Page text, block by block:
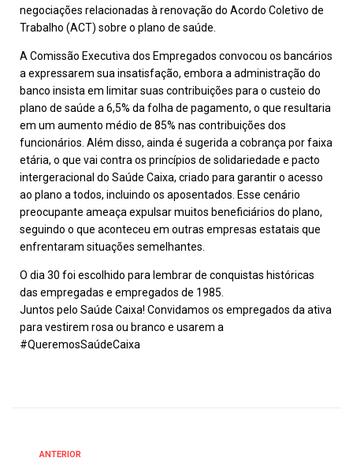
negociações relacionadas à renovação do Acordo Coletivo de
Trabalho (ACT) sobre o plano de saúde.
A Comissão Executiva dos Empregados convocou os bancários
a expressarem sua insatisfação, embora a administração do
banco insista em limitar suas contribuições para o custeio do
plano de saúde a 6,5% da folha de pagamento, o que resultaria
em um aumento médio de 85% nas contribuições dos
funcionários. Além disso, ainda é sugerida a cobrança por faixa
etária, o que vai contra os princípios de solidariedade e pacto
intergeracional do Saúde Caixa, criado para garantir o acesso
ao plano a todos, incluindo os aposentados. Esse cenário
preocupante ameaça expulsar muitos beneficiários do plano,
seguindo o que aconteceu em outras empresas estatais que
enfrentaram situações semelhantes.
O dia 30 foi escolhido para lembrar de conquistas históricas
das empregadas e empregados de 1985.
Juntos pelo Saúde Caixa! Convidamos os empregados da ativa
para vestirem rosa ou branco e usarem a
#QueremosSaúdeCaixa
ANTERIOR